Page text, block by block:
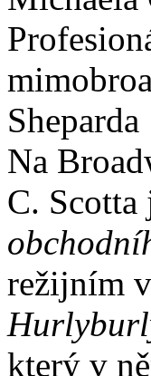
Sheparda
Na
C.
režijním
který v